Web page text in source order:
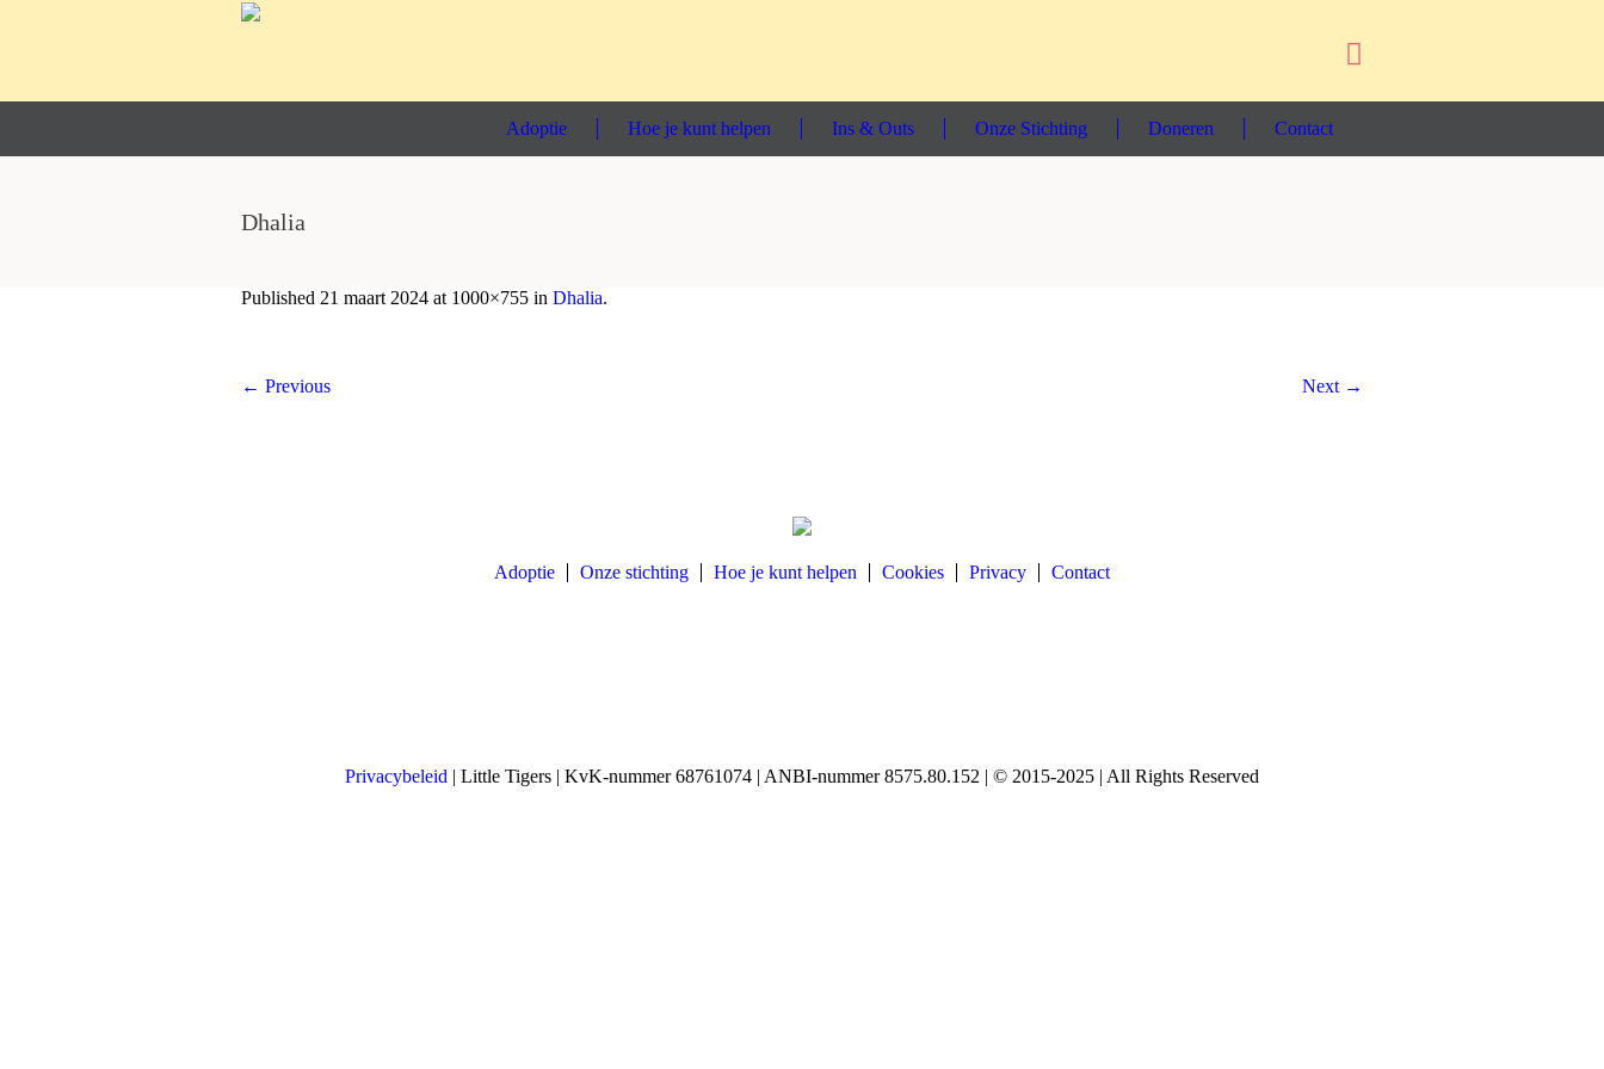
Adoptie Hoe je kunt helpen Ins & Outs Onze Stichting Doneren Contact
Dhalia
Published 21 maart 2024 at 1000×755 in Dhalia.
← Previous Next →
Adoptie Onze stichting Hoe je kunt helpen Cookies Privacy Contact
Privacybeleid | Little Tigers | KvK-nummer 68761074 | ANBI-nummer 8575.80.152 | © 2015-2025 | All Rights Reserved